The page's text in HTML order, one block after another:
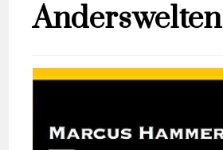
Anderswelten